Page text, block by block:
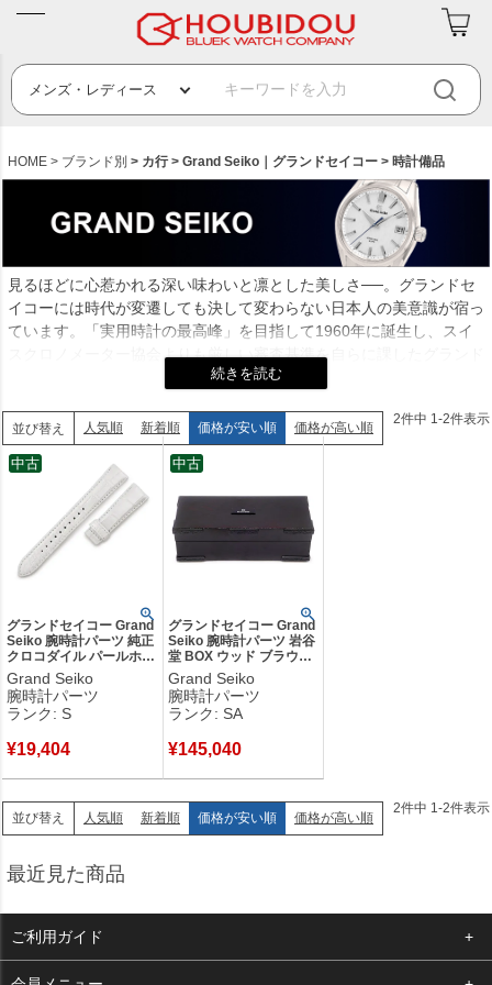
HOME ブランド別 カ行 Grand Seiko｜グランドセイコー 時計備品
見るほどに心惹かれる深い味わいと凛とした美しさ──。グランドセ
イコーには時代が変遷しても決して変わらない日本人の美意識が宿っ
ています。「実用時計の最高峰」を目指して1960年に誕生し、スイ
スクロノメーター協会よりも厳しい審査基準を自らに課したグランド
セイコーは絶対的な信頼感を確立した世界が注目するマニュファクチ
最高峰の精度を誇る3つのムーブメント。1/1000ミリ単位の調整が行
われる機械式時計「9Sメカニカル」、年差わずか±10秒の「9Fクオ
ーツ」、機械式の動力とクオーツの精度を併せ持つ世界唯一のハイブ
リッドムーブメント「9Rスプリングドライブ」。他の追随を許さな
いその圧倒的な技術力から生まれたタイムピースは、一生モノの時計
をお探しの方におすすめです。
創業年：1960年
並び替え 人気順 新着順 価格が安い順 価格が高い順
2件中 1-2件表示
グランドセイコー Grand
Seiko 腕時計パーツ 純正
クロコダイル パールホワ
イト 未使用 替え クロコ
ベルト バンド ストラッ
プ 20ｍｍ パールホワイ
ト 【中古】未使用保管品
Grand Seiko
腕時計パーツ
ランク: S
¥19,404
中古
グランドセイコー Grand
Seiko 腕時計パーツ 岩谷
堂 BOX ウッド ブラウン
新品同様 岩谷堂箪笥 伝
統工芸品 中千家具製作所
時計 箱 収納 漆塗り ブラ
ウン 【中古】新品同様品
Grand Seiko
腕時計パーツ
ランク: SA
¥145,040
中古
並び替え 人気順 新着順 価格が安い順 価格が高い順
2件中 1-2件表示
最近見た商品
ご利用ガイド